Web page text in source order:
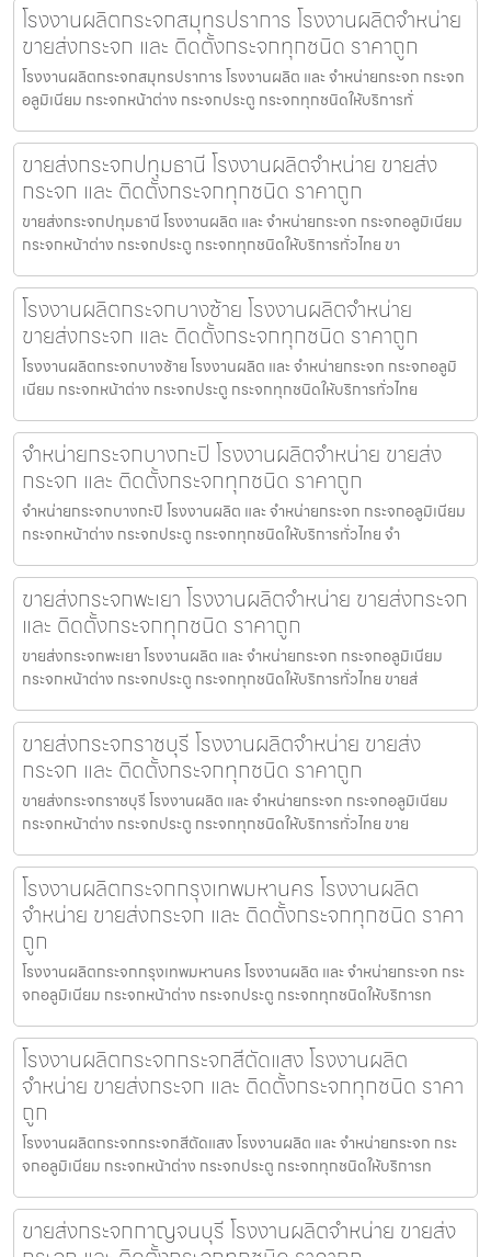
โรงงานผลิตกระจกสมุทรปราการ โรงงานผลิตจำหน่าย
ขายส่งกระจก และ ติดตั้งกระจกทุกชนิด ราคาถูก
โรงงานผลิตกระจกสมุทรปราการ โรงงานผลิต และ จำหน่ายกระจก กระจก
อลูมิเนียม กระจกหน้าต่าง กระจกประตู กระจกทุกชนิดให้บริการทั่
ขายส่งกระจกปทุมธานี โรงงานผลิตจำหน่าย ขายส่ง
กระจก และ ติดตั้งกระจกทุกชนิด ราคาถูก
ขายส่งกระจกปทุมธานี โรงงานผลิต และ จำหน่ายกระจก กระจกอลูมิเนียม
กระจกหน้าต่าง กระจกประตู กระจกทุกชนิดให้บริการทั่วไทย ขา
โรงงานผลิตกระจกบางซ้าย โรงงานผลิตจำหน่าย
ขายส่งกระจก และ ติดตั้งกระจกทุกชนิด ราคาถูก
โรงงานผลิตกระจกบางซ้าย โรงงานผลิต และ จำหน่ายกระจก กระจกอลูมิ
เนียม กระจกหน้าต่าง กระจกประตู กระจกทุกชนิดให้บริการทั่วไทย
จำหน่ายกระจกบางกะปิ โรงงานผลิตจำหน่าย ขายส่ง
กระจก และ ติดตั้งกระจกทุกชนิด ราคาถูก
จำหน่ายกระจกบางกะปิ โรงงานผลิต และ จำหน่ายกระจก กระจกอลูมิเนียม
กระจกหน้าต่าง กระจกประตู กระจกทุกชนิดให้บริการทั่วไทย จำ
ขายส่งกระจกพะเยา โรงงานผลิตจำหน่าย ขายส่งกระจก
และ ติดตั้งกระจกทุกชนิด ราคาถูก
ขายส่งกระจกพะเยา โรงงานผลิต และ จำหน่ายกระจก กระจกอลูมิเนียม
กระจกหน้าต่าง กระจกประตู กระจกทุกชนิดให้บริการทั่วไทย ขายส่
ขายส่งกระจกราชบุรี โรงงานผลิตจำหน่าย ขายส่ง
กระจก และ ติดตั้งกระจกทุกชนิด ราคาถูก
ขายส่งกระจกราชบุรี โรงงานผลิต และ จำหน่ายกระจก กระจกอลูมิเนียม
กระจกหน้าต่าง กระจกประตู กระจกทุกชนิดให้บริการทั่วไทย ขาย
โรงงานผลิตกระจกกรุงเทพมหานคร โรงงานผลิต
จำหน่าย ขายส่งกระจก และ ติดตั้งกระจกทุกชนิด ราคา
ถูก
โรงงานผลิตกระจกกรุงเทพมหานคร โรงงานผลิต และ จำหน่ายกระจก กระ
จกอลูมิเนียม กระจกหน้าต่าง กระจกประตู กระจกทุกชนิดให้บริการท
โรงงานผลิตกระจกกระจกสีตัดแสง โรงงานผลิต
จำหน่าย ขายส่งกระจก และ ติดตั้งกระจกทุกชนิด ราคา
ถูก
โรงงานผลิตกระจกกระจกสีตัดแสง โรงงานผลิต และ จำหน่ายกระจก กระ
จกอลูมิเนียม กระจกหน้าต่าง กระจกประตู กระจกทุกชนิดให้บริการท
ขายส่งกระจกกาญจนบุรี โรงงานผลิตจำหน่าย ขายส่ง